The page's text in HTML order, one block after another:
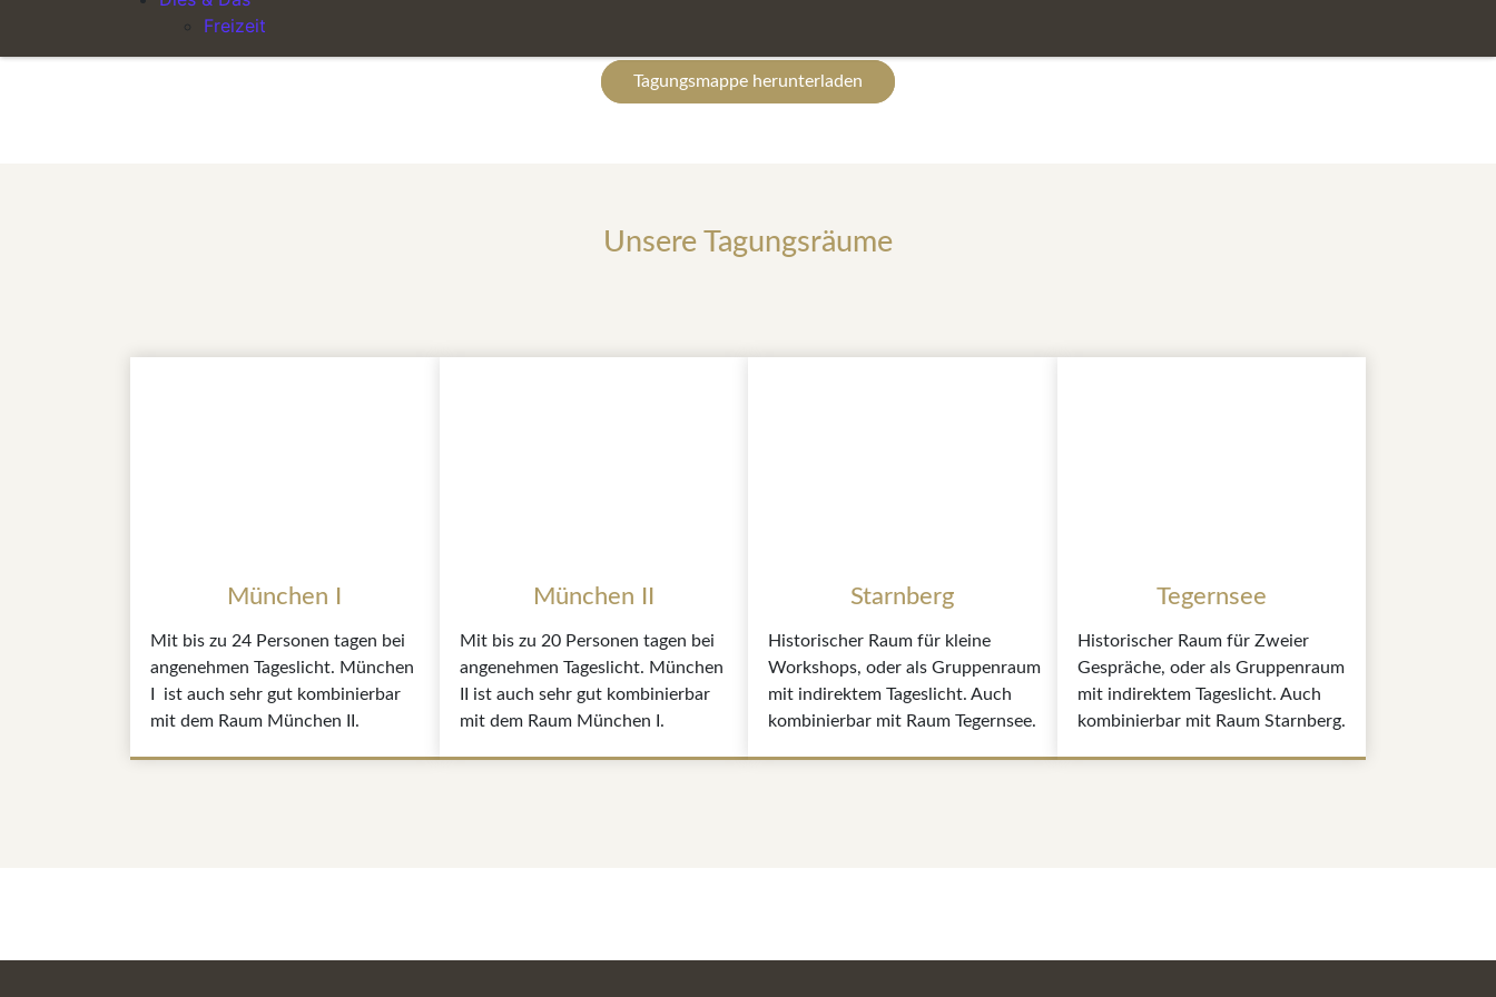
Freizeit
Gerne bieten wir Ihnen ein leckeres BBQ am Abend an. Fragen Sie nach den Möglichkeiten!
Tagungsmappe herunterladen
Unsere Tagungsräume
München I
Mit bis zu 24 Personen tagen bei
angenehmen Tageslicht. München
I ist auch sehr gut kombinierbar
mit dem Raum München II.
München II
Mit bis zu 20 Personen tagen bei
angenehmen Tageslicht. München
II ist auch sehr gut kombinierbar
mit dem Raum München I.
Starnberg
Historischer Raum für kleine
Workshops, oder als Gruppenraum
mit indirektem Tageslicht. Auch
kombinierbar mit Raum Tegernsee.
Tegernsee
Historischer Raum für Zweier
Gespräche, oder als Gruppenraum
mit indirektem Tageslicht. Auch
kombinierbar mit Raum Starnberg.